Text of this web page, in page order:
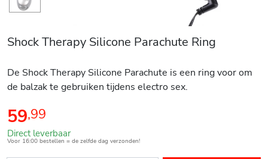
Shock Therapy Silicone Parachute Ring
De Shock Therapy Silicone Parachute is een ring voor om
de balzak te gebruiken tijdens electro sex.
59,99
Direct leverbaar
Voor 16:00 bestellen = de zelfde dag verzonden!